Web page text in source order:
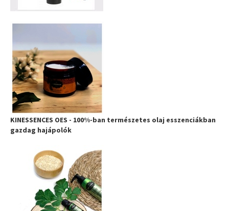
KINESSENCES OES - 100%-ban természetes olaj esszenciákban
gazdag hajápolók